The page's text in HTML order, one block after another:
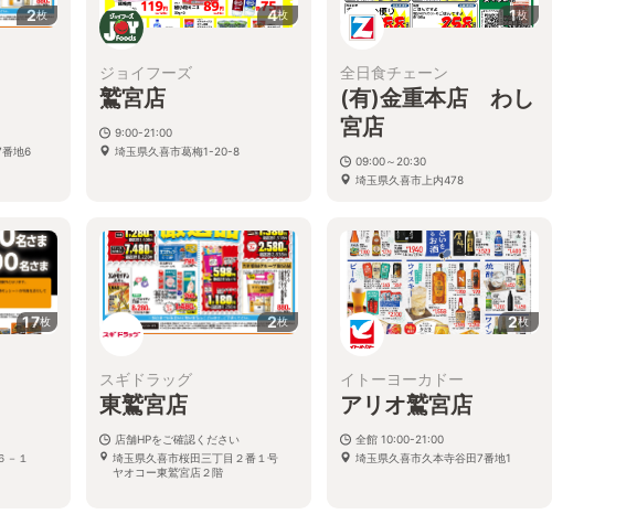
2枚
番地6
4枚
ジョイフーズ
鷲宮店
9:00-21:00
埼玉県久喜市葛梅1-20-8
1枚
全日食チェーン
(有)金重本店 わし
宮店
09:00～20:30
埼玉県久喜市上内478
17枚
－１
2枚
スギドラッグ
東鷲宮店
店舗HPをご確認ください
埼玉県久喜市桜田三丁目２番１号
ヤオコー東鷲宮店２階
2枚
イトーヨーカドー
アリオ鷲宮店
全館 10:00-21:00
埼玉県久喜市久本寺谷田7番地1